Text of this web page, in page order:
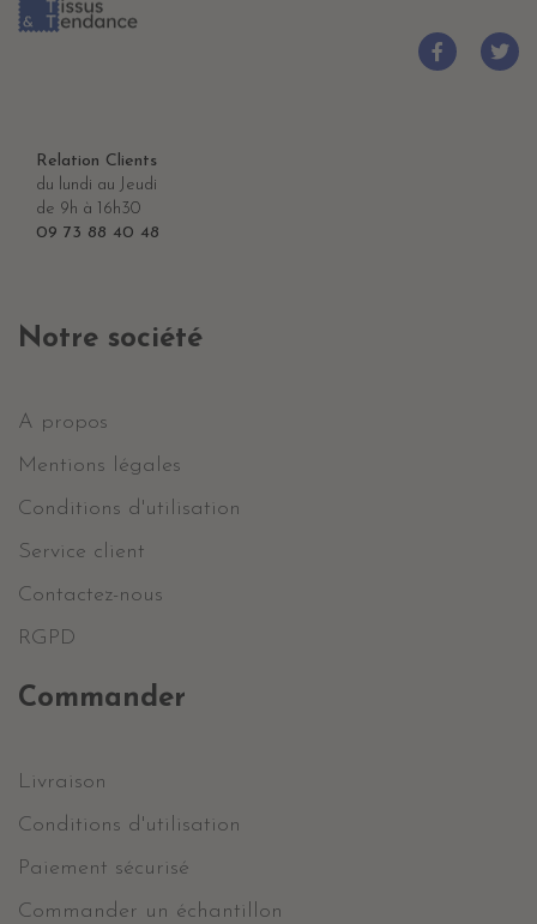
Relation Clients
du lundi au Jeudi
de 9h à 16h30
09 73 88 40 48
Notre société
A propos
Mentions légales
Conditions d'utilisation
Service client
Contactez-nous
RGPD
Commander
Livraison
Conditions d'utilisation
Paiement sécurisé
Commander un échantillon